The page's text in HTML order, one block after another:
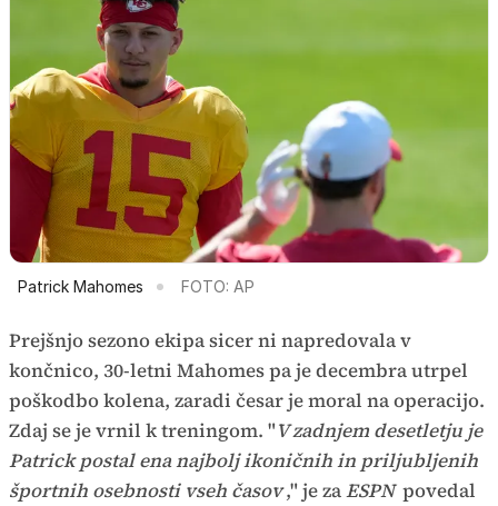
Patrick Mahomes FOTO: AP
Prejšnjo sezono ekipa sicer ni napredovala v
končnico, 30-letni Mahomes pa je decembra utrpel
poškodbo kolena, zaradi česar je moral na operacijo.
Zdaj se je vrnil k treningom. "V zadnjem desetletju je
Patrick postal ena najbolj ikoničnih in priljubljenih
športnih osebnosti vseh časov," je zaESPN povedal